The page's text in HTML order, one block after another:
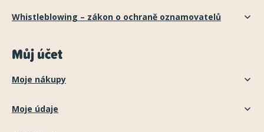
Whistleblowing – zákon o ochraně oznamovatelů
Můj účet
Moje nákupy
Moje údaje